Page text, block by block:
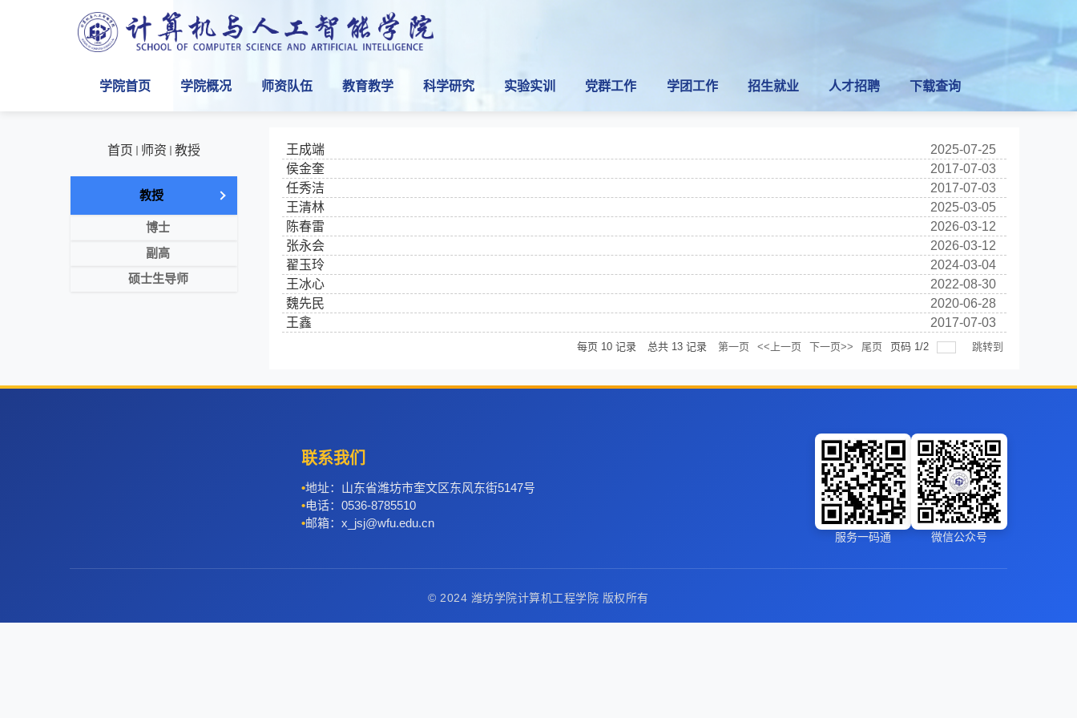
学院首页 学院概况 师资队伍 教育教学 科学研究 实验实训 党群工作 学团工作 招生就业 人才招聘 下载查询
首页 师资 教授
教授
博士
副高
硕士生导师
王成端
2025-07-25
侯金奎
2017-07-03
任秀洁
2017-07-03
王清林
2025-03-05
陈春雷
2026-03-12
张永会
2026-03-12
翟玉玲
2024-03-04
王冰心
2022-08-30
魏先民
2020-06-28
王鑫
2017-07-03
每页 10 记录 总共 13 记录 第一页 <<上一页 下一页>> 尾页 页码 1/2 跳转到
联系我们
地址：山东省潍坊市奎文区东风东街5147号
电话：0536-8785510
邮箱：x_jsj@wfu.edu.cn
服务一码通 微信公众号
© 2024 潍坊学院计算机工程学院 版权所有